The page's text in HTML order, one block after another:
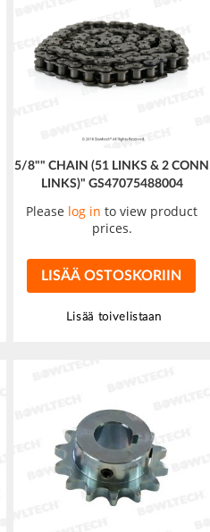
5/8"" CHAIN (51 LINKS & 2 CONN
LINKS)" GS47075488004
Please log in to view product
prices.
LISÄÄ OSTOSKORIIN
Lisää toivelistaan